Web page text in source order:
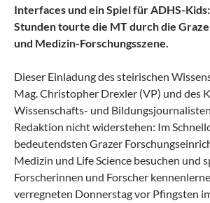
Interfaces und ein Spiel für ADHS-
Stunden tourte die MT durch die
und Medizin-Forschungsszene.
Dieser Einladung des steirischen
Mag. Christopher Drexler (VP) und des
Wissenschafts- und
Redaktion nicht widerstehen: Im
bedeutendsten Grazer
Medizin und Life Science besuchen und
Forscherinnen und Forscher
verregneten Donnerstag vor Pfingsten